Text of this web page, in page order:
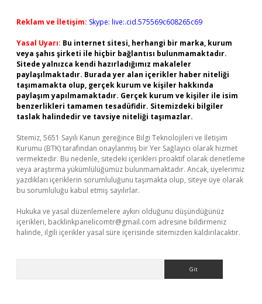
Reklam ve İletişim: Skype: live:.cid.575569c608265c69
Yasal Uyarı: Bu internet sitesi, herhangi bir marka, kurum
veya şahıs şirketi ile hiçbir bağlantısı bulunmamaktadır.
Sitede yalnızca kendi hazırladığımız makaleler
paylaşılmaktadır. Burada yer alan içerikler haber niteliği
taşımamakta olup, gerçek kurum ve kişiler hakkında
paylaşım yapılmamaktadır. Gerçek kurum ve kişiler ile isim
benzerlikleri tamamen tesadüfidir. Sitemizdeki bilgiler
taslak halindedir ve tavsiye niteliği taşımazlar.
Sitemiz, 5651 Sayılı Kanun gereğince Bilgi Teknolojileri ve İletişim
Kurumu (BTK) tarafından onaylanmış bir Yer Sağlayıcı olarak hizmet
vermektedir. Bu nedenle, sitedeki içerikleri proaktif olarak denetleme
veya araştırma yükümlülüğümüz bulunmamaktadır. Ancak, üyelerimiz
yazdıkları içeriklerin sorumluluğunu taşımakta olup, siteye üye olarak
bu sorumluluğu kabul etmiş sayılırlar.
Hukuka ve yasal düzenlemelere aykırı olduğunu düşündüğünüz
içerikleri, backlinkpanelicomtr@gmail.com adresine bildirmeniz
halinde, ilgili içerikler yasal süre içerisinde sitemizden kaldırılacaktır.